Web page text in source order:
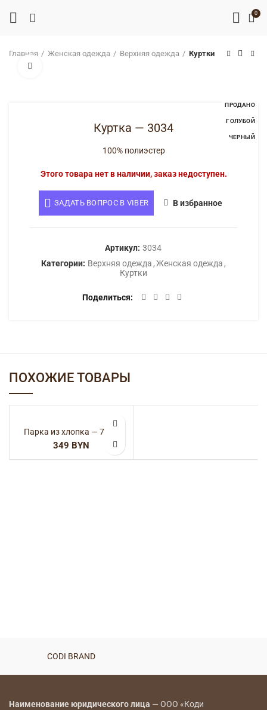
0
Главная Женская одежда Верхняя одежда Куртки
ПРОДАНО
ГОЛУБОЙ
ЧЕРНЫЙ
Куртка — 3034
100% полиэстер
Этого товара нет в наличии, заказ недоступен.
ЗАДАТЬ ВОПРОС В VIBER В избранное
Артикул: 3034
Категории: Верхняя одежда ,Женская одежда ,
Куртки
Поделиться
ПОХОЖИЕ ТОВАРЫ
Парка из хлопка — 7963
BYN
CODI BRAND
Наименование юридического лица — ООО «Коди